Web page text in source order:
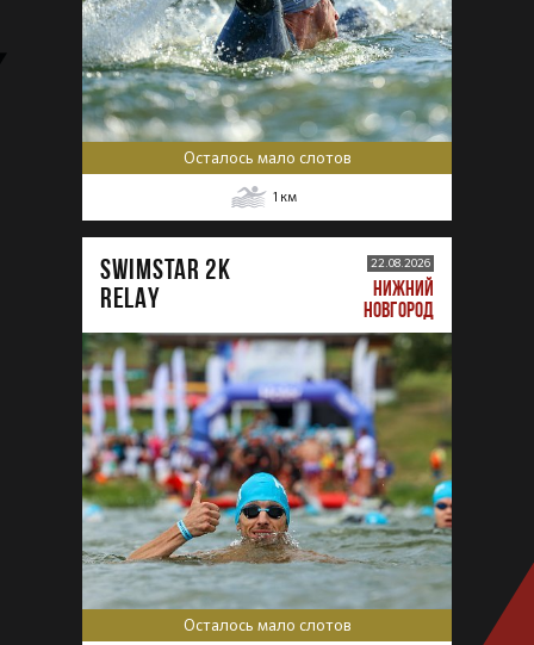
Осталось мало слотов
1 км
SWIMSTAR 2K
RELAY
22.08.2026
НИЖНИЙ
НОВГОРОД
Осталось мало слотов